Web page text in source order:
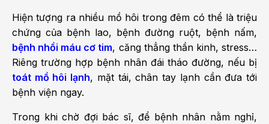
Hiện t­ượng ra nhiều mồ hôi trong đêm có thể là triệu
chứng của bệnh lao, bệnh đ­ường ruột, bệnh nấm,
bệnh nhồi máu cơ tim, căng thẳng thần kinh, stress…
Riêng tr­ường hợp bệnh nhân đái tháo đường, nếu bị
toát mồ hôi lạnh, mặt tái, chân tay lạnh cần đ­ưa tới
bệnh viện ngay.
Trong khi chờ đợi bác sĩ, để bệnh nhân nằm nghỉ,